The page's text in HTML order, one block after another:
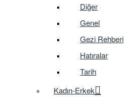
Diğer
Genel
Gezi Rehberi
Hatıralar
Tarih
Kadın-Erkek